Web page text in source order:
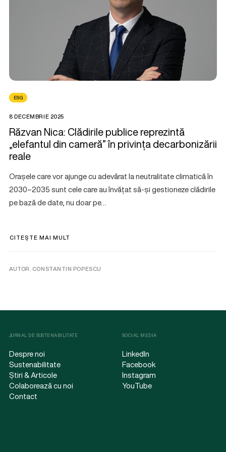
ESG
8 DECEMBRIE 2025
Răzvan Nica: Clădirile publice reprezintă
„elefantul din cameră” în privința decarbonizării
reale
Orașele care vor ajunge cu adevărat la neutralitate climatică în
2030–2035 sunt cele care au învățat să-și gestioneze clădirile
pe bază de date, nu doar pe…
CITEȘTE MAI MULT
AUTOR. CONSTANTIN POPESCU
JURNAL DE SUSTENABILITATE
Despre noi
Sustenabilitate
Știri & Articole
Colaborează cu noi
Contact
SOCIAL MEDIA
LinkedIn
Facebook
Instagram
YouTube